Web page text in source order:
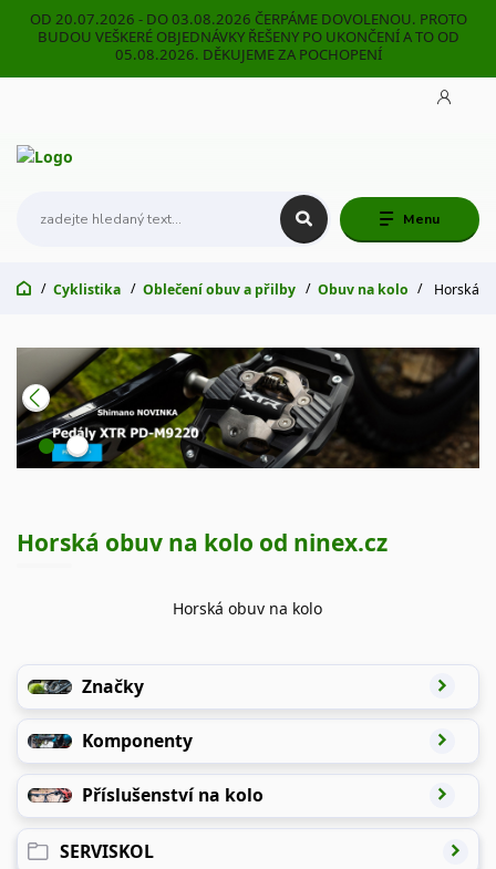
OD 20.07.2026 - DO 03.08.2026 ČERPÁME DOVOLENOU. PROTO
BUDOU VEŠKERÉ OBJEDNÁVKY ŘEŠENY PO UKONČENÍ A TO OD
05.08.2026. DĚKUJEME ZA POCHOPENÍ
Menu
Cyklistika Oblečení obuv a přilby Obuv na kolo Horská
Horská obuv na kolo od ninex.cz
Horská obuv na kolo
Značky
Komponenty
Příslušenství na kolo
SERVISKOL